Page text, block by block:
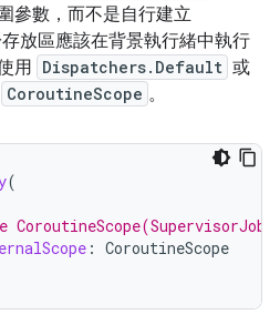
參數，而不是自行建立
放區應該在背景執行緒中執行
用 Dispatchers.Default 或
CoroutineScope 。
(
: CoroutineScope